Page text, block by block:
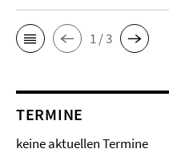
1 / 3
TERMINE
keine aktuellen Termine